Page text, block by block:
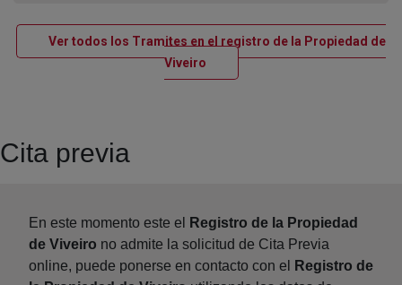
Ver todos los Tramites en el registro de la Propiedad de
ViveiroVentana nueva
Cita previa
En este momento este el
Registro de la Propiedad
de Viveiro no admite la solicitud de Cita Previa
online, puede ponerse en contacto con el
Registro de